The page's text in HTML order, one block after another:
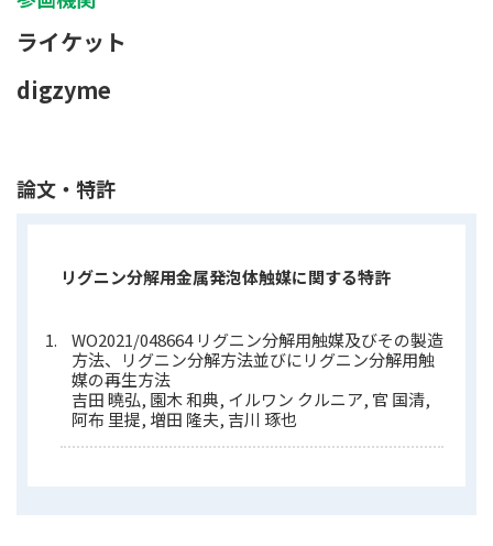
ライケット
digzyme
論文・特許
リグニン分解用金属発泡体触媒に関する特許
WO2021/048664 リグニン分解用触媒及びその製造
方法、リグニン分解方法並びにリグニン分解用触
媒の再生方法
吉田 曉弘, 園木 和典, イルワン クルニア, 官 国清,
阿布 里提, 増田 隆夫, 吉川 琢也